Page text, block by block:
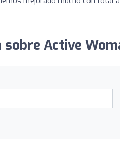
sobre Active